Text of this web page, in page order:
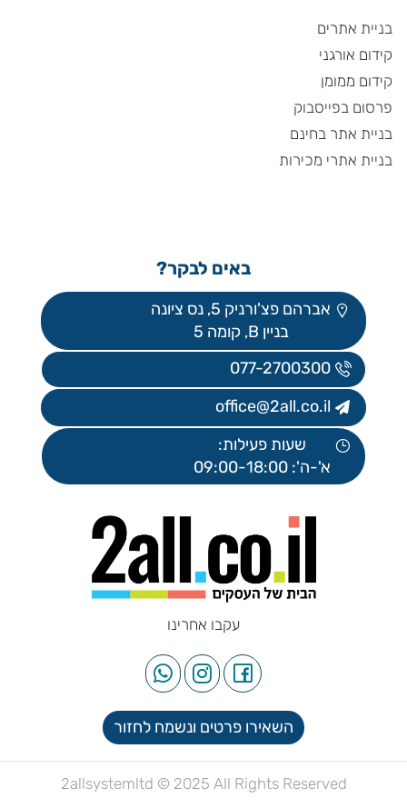
בניית אתרים
קידום אורגני
קידום ממומן
פרסום בפייסבוק
בניית אתר בחינם
בניית אתרי מכירות
באים לבקר?
אברהם פצ'ורניק 5, נס ציונה
בניין B, קומה 5
077-2700300
office@2all.co.il
שעות פעילות:
א'-ה': 09:00-18:00
עקבו אחרינו
השאירו פרטים ונשמח לחזור
2allsystemltd © 2025 All Rights Reserved